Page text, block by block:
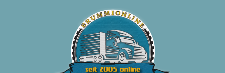
B
Das
Portal